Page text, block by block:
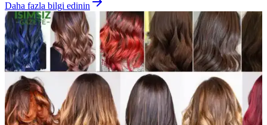
Daha fazla bilgi edinin